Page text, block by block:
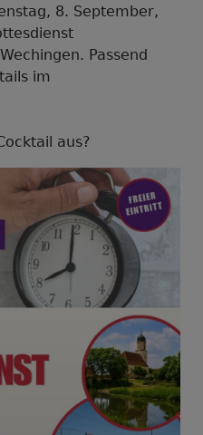
8. September,
Passend
im
aus?